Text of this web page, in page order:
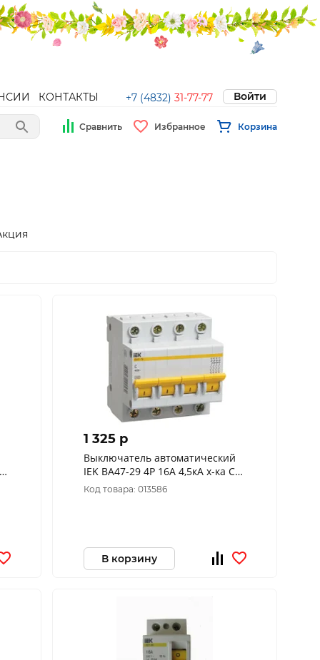
КОНТАКТЫ +7 (4832) 31-77-77 Войти
Сравнить Избранное Корзина
1 325 p
Выключатель автоматический
IEK ВА47-29 4Р 16А 4,5кА х-ка С
MVA20-4-016-C
Код товара: 013586
В корзину